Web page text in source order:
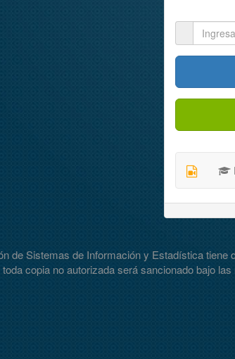
de Sistemas de Información y Estadística tiene
toda copia no autorizada será sancionado bajo